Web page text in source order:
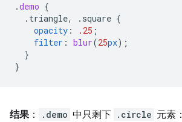
.demo {
.triangle,
.square {
opacity : .25 ;
filter : blur(25px);
}
}
结果 ： .demo 中只剩下 .circle 元素：